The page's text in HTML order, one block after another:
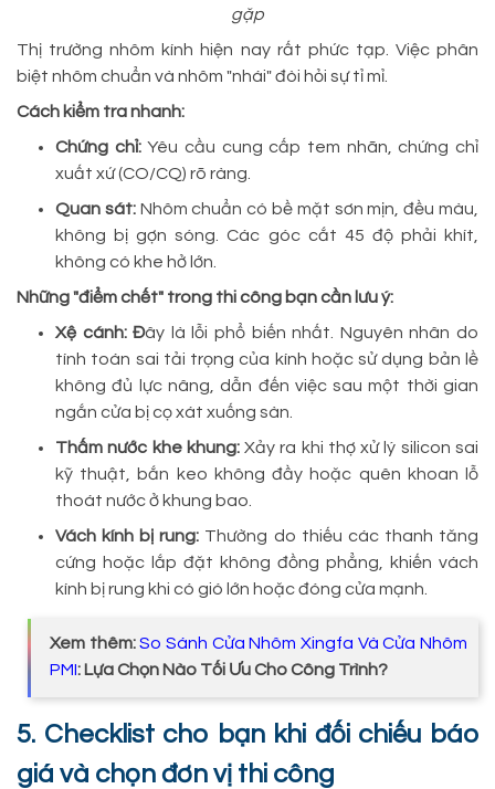
gặp
Thị trường nhôm kính hiện nay rất phức tạp. Việc phân
biệt nhôm chuẩn và nhôm "nhái" đòi hỏi sự tỉ mỉ.
Cách kiểm tra nhanh:
Chứng chỉ:Yêu cầu cung cấp tem nhãn, chứng chỉ
xuất xứ (CO/CQ) rõ ràng.
Quan sát: Nhôm chuẩn có bề mặt sơn mịn, đều màu,
không bị gợn sóng. Các góc cắt 45 độ phải khít,
không có khe hở lớn.
Những "điểm chết" trong thi công bạn cần lưu ý:
Xệ cánh: Đây là lỗi phổ biến nhất. Nguyên nhân do
tính toán sai tải trọng của kính hoặc sử dụng bản lề
không đủ lực nâng, dẫn đến việc sau một thời gian
ngắn cửa bị cọ xát xuống sàn.
Thấm nước khe khung:Xảy ra khi thợ xử lý silicon sai
kỹ thuật, bắn keo không đầy hoặc quên khoan lỗ
thoát nước ở khung bao.
Vách kính bị rung: Thường do thiếu các thanh tăng
cứng hoặc lắp đặt không đồng phẳng, khiến vách
kính bị rung khi có gió lớn hoặc đóng cửa mạnh.
Xem thêm:So Sánh Cửa Nhôm Xingfa Và Cửa Nhôm
PMI: Lựa Chọn Nào Tối Ưu Cho Công Trình?
5. Checklist cho bạn khi đối chiếu báo
giá và chọn đơn vị thi công